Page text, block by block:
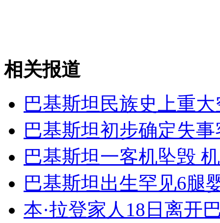
山西运城恶犬咬伤多人 警民合力深夜将其击毙
女孩北京地铁殴打老人 痛下狠手拳打脚踢
无痛分娩是否安全 医生回应
相关报道
巴基斯坦民族史上重
巴基斯坦初步确定失
巴基斯坦一客机坠毁
巴基斯坦出生罕见6腿
本·拉登家人18日离开